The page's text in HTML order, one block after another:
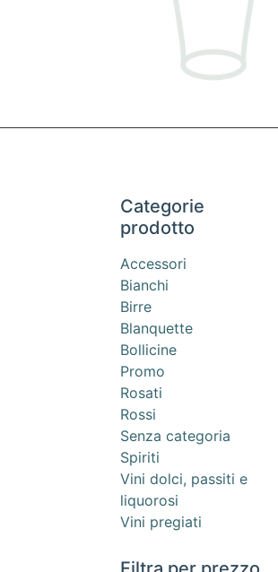
Categorie
prodotto
Accessori
Bianchi
Birre
Blanquette
Bollicine
Promo
Rosati
Rossi
Senza categoria
Spiriti
Vini dolci, passiti e
liquorosi
Vini pregiati